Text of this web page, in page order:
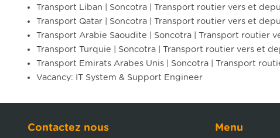
Transport Liban | Soncotra | Transport routier vers et
Transport Qatar | Soncotra | Transport routier vers et
Transport Arabie Saoudite | Soncotra | Transport routier
Transport Turquie | Soncotra | Transport routier vers et
Transport Emirats Arabes Unis | Soncotra | Transport
Vacancy: IT System & Support Engineer
Contactez nous Menu